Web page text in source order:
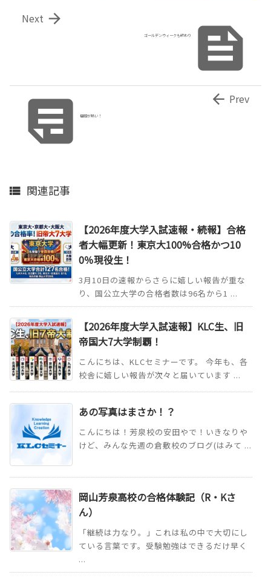

ゴールデンウィークも終わり

Next
福岡が熱い！
 Prev
 関連記事
【2026年度大学入試速報・続報】合格
者大幅更新！東京大100%合格かつ10
0％現役生！
3月10日の速報からさらに嬉しい報告が重な
り、国公立大学の合格者数は96名から1 ...
【2026年度大学入試速報】KLC生、旧
帝国大7大学制覇！
こんにちは、KLCセミナーです。 今年も、各
校舎に嬉しい報告が次々と届いています ...
あの写真はまさか！？
こんにちは！芳泉校の安田やで！いきなりや
けど、みんな先週の倉敷校のブログ(はみて ...
岡山芳泉高校の合格体験記（R・Kさ
ん）
「継続は力なり。」これは私の中で大切にし
ている言葉です。受験勉強はできるだけ早く
...